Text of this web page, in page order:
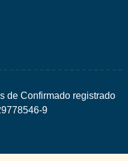
de Confirmado registrado
9